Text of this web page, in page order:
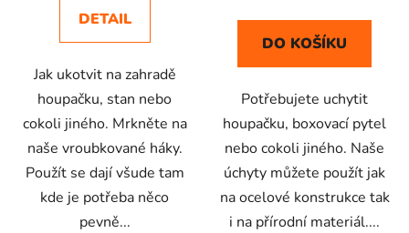
DETAIL
Jak ukotvit na zahradě
houpačku, stan nebo
cokoli jiného. Mrkněte na
naše vroubkované háky.
Použít se dají všude tam
kde je potřeba něco
pevně...
DO KOŠÍKU
Potřebujete uchytit
houpačku, boxovací pytel
nebo cokoli jiného. Naše
úchyty můžete použít jak
na ocelové konstrukce tak
i na přírodní materiál....